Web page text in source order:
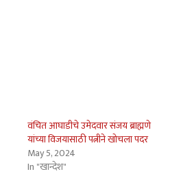
वंचित आघाडीचे उमेदवार संजय ब्राह्मणे
यांच्या विजयासाठी पत्नीने खोचला पदर
May 5, 2024
In "खान्देश"